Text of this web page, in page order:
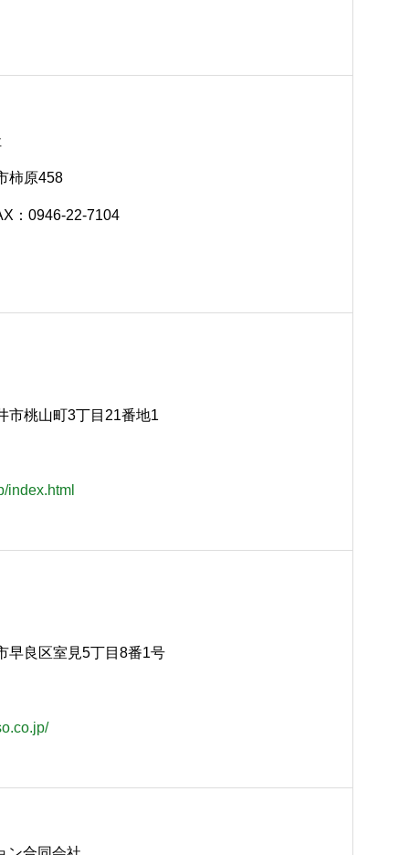
柿原458
：0946-22-7104
市桃山町3丁目21番地1
index.html
早良区室見5丁目8番1号